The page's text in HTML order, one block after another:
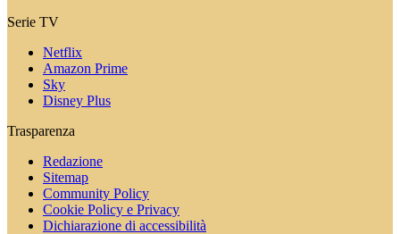
Serie TV
Netflix
Amazon Prime
Sky
Disney Plus
Trasparenza
Redazione
Sitemap
Community Policy
Cookie Policy e Privacy
Dichiarazione di accessibilità